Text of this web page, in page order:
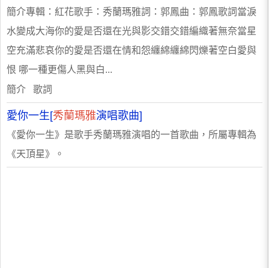
簡介專輯：紅花歌手：秀蘭瑪雅詞：郭鳳曲：郭鳳歌詞當淚
水變成大海你的愛是否還在光與影交錯交錯編織著無奈當星
空充滿悲哀你的愛是否還在情和怨纏綿纏綿閃爍著空白愛與
恨 哪一種更傷人黑與白...
簡介 歌詞
愛你一生[秀蘭瑪雅演唱歌曲]
《愛你一生》是歌手秀蘭瑪雅演唱的一首歌曲，所屬專輯為
《天頂星》。